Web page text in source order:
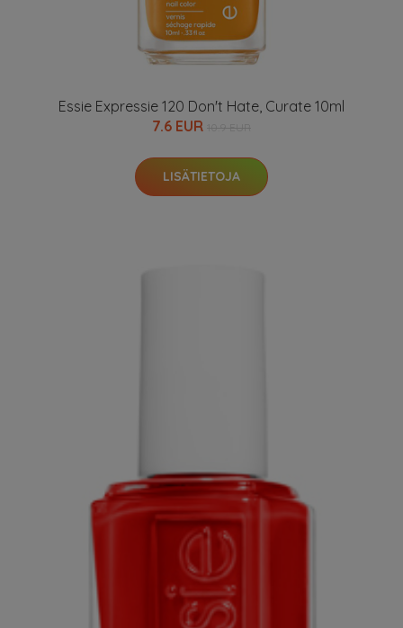
Essie Expressie 120 Don't Hate, Curate 10ml
7.6 EUR
LISÄTIETOJA